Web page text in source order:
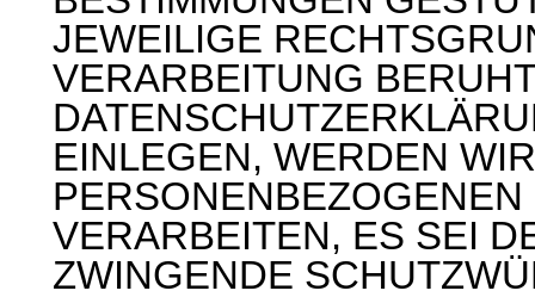
JEWEILIGE
VERARBEITUNG
EINLEGEN, WERDEN
VERARBEITEN, ES SEI
ZWINGENDE